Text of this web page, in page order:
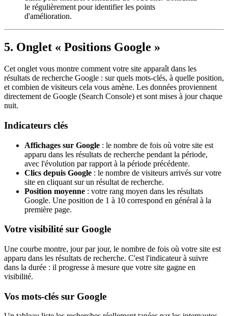
le régulièrement pour identifier les points
d'amélioration.
5. Onglet « Positions Google »
Cet onglet vous montre comment votre site apparaît dans les
résultats de recherche Google : sur quels mots-clés, à quelle position,
et combien de visiteurs cela vous amène. Les données proviennent
directement de Google (Search Console) et sont mises à jour chaque
nuit.
Indicateurs clés
Affichages sur Google : le nombre de fois où votre site est
apparu dans les résultats de recherche pendant la période,
avec l'évolution par rapport à la période précédente.
Clics depuis Google : le nombre de visiteurs arrivés sur votre
site en cliquant sur un résultat de recherche.
Position moyenne : votre rang moyen dans les résultats
Google. Une position de 1 à 10 correspond en général à la
première page.
Votre visibilité sur Google
Une courbe montre, jour par jour, le nombre de fois où votre site est
apparu dans les résultats de recherche. C'est l'indicateur à suivre
dans la durée : il progresse à mesure que votre site gagne en
visibilité.
Vos mots-clés sur Google